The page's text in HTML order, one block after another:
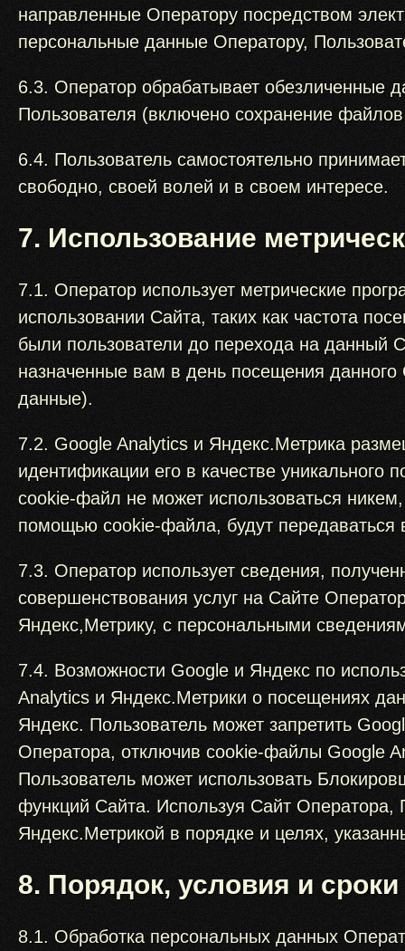
направленные Оператору посредством
персональные данные Оператору,
6.3. Оператор обрабатывает обезличенные
Пользователя (включено сохранение
6.4. Пользователь самостоятельно
свободно, своей волей и в своем интересе.
7. Использование
7.1. Оператор использует метрические
использовании Сайта, таких как частота
были пользователи до перехода на данный
назначенные вам в день посещения
данные).
7.2. Google Analytics и Яндекс.Метрика
идентификации его в качестве
cookie-файл не может использоваться
помощью cookie-файла, будут передаваться
7.3. Оператор использует сведения,
совершенствования услуг на Сайте
Яндекс,Метрику, с персональными
7.4. Возможности Google и Яндекс по
Analytics и Яндекс.Метрики о посещениях
Яндекс. Пользователь может запретить
Оператора, отключив cookie-файлы Google
Пользователь может использовать
функций Сайта. Используя Сайт Оператора,
Яндекс.Метрикой в порядке и целях,
8. Порядок, условия и
8.1. Обработка персональных данных